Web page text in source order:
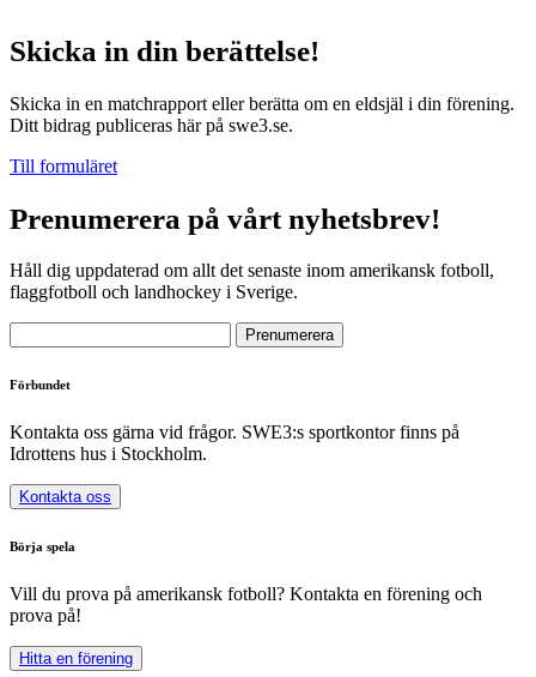
Skicka in din berättelse!
Skicka in en matchrapport eller berätta om en eldsjäl i din förening.
Ditt bidrag publiceras här på swe3.se.
Till formuläret
Prenumerera på vårt nyhetsbrev!
Håll dig uppdaterad om allt det senaste inom amerikansk fotboll,
flaggfotboll och landhockey i Sverige.
Förbundet
Kontakta oss gärna vid frågor. SWE3:s sportkontor finns på
Idrottens hus i Stockholm.
Kontakta oss
Börja spela
Vill du prova på amerikansk fotboll? Kontakta en förening och
prova på!
Hitta en förening